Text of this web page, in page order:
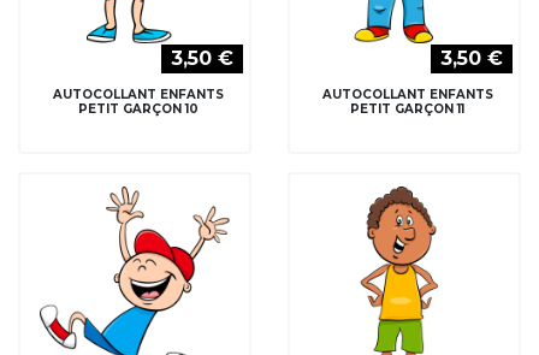
3,50 €
AUTOCOLLANT ENFANTS
PETIT GARÇON 10
3,50 €
AUTOCOLLANT ENFANTS
PETIT GARÇON 11